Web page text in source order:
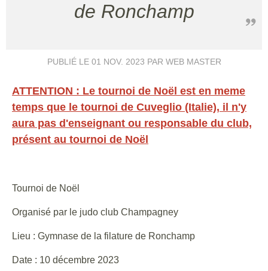
de Ronchamp
PUBLIÉ LE 01 NOV. 2023 PAR WEB MASTER
ATTENTION : Le tournoi de Noël est en meme
temps que le tournoi de Cuveglio (Italie), il n'y
aura pas d'enseignant ou responsable du club,
présent au tournoi de Noël
Tournoi de Noël
Organisé par le judo club Champagney
Lieu : Gymnase de la filature de Ronchamp
Date : 10 décembre 2023